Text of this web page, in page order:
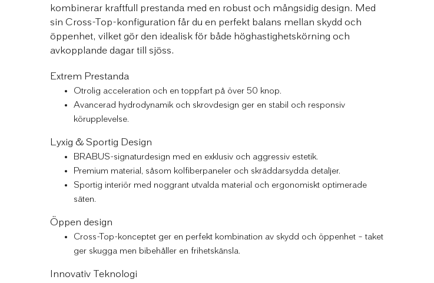
kombinerar kraftfull prestanda med en robust och mångsidig design. Med
sin Cross-Top-konfiguration får du en perfekt balans mellan skydd och
öppenhet, vilket gör den idealisk för både höghastighetskörning och
avkopplande dagar till sjöss.
Extrem Prestanda
Otrolig acceleration och en toppfart på över 50 knop.
Avancerad hydrodynamik och skrovdesign ger en stabil och responsiv
körupplevelse.
Lyxig & Sportig Design
BRABUS-signaturdesign med en exklusiv och aggressiv estetik.
Premium material, såsom kolfiberpaneler och skräddarsydda detaljer.
Sportig interiör med noggrant utvalda material och ergonomiskt optimerade
säten.
Öppen design
Cross-Top-konceptet ger en perfekt kombination av skydd och öppenhet – taket
ger skugga men bibehåller en frihetskänsla.
Innovativ Teknologi